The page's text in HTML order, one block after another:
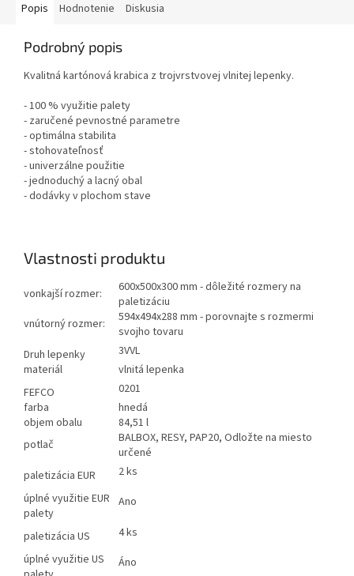
Popis Hodnotenie Diskusia
Podrobný popis
Kvalitná kartónová krabica z trojvrstvovej vlnitej lepenky.
- 100 % využitie palety
- zaručené pevnostné parametre
- optimálna stabilita
- stohovateľnosť
- univerzálne použitie
- jednoduchý a lacný obal
- dodávky v plochom stave
Vlastnosti produktu
vonkajší rozmer:
600x500x300 mm - dôležité rozmery na
paletizáciu
vnútorný rozmer:
594x494x288 mm - porovnajte s rozmermi
svojho tovaru
Druh lepenky
3VVL
materiál
vlnitá lepenka
FEFCO
0201
farba
hnedá
objem obalu
84,51 l
potlač
BALBOX, RESY, PAP20, Odložte na miesto
určené
paletizácia EUR
2 ks
úplné využitie EUR
palety
Ano
paletizácia US
4 ks
úplné využitie US
Áno